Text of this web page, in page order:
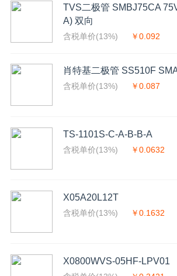
TVS二极管 SMBJ75CA
A) 双向
含税单价(13%) ￥0.092
肖特基二极管 SS510F
含税单价(13%) ￥0.087
TS-1101S-C-A-B-B-A
含税单价(13%) ￥0.0632
X05A20L12T
含税单价(13%) ￥0.1632
X0800WVS-05HF-LPV01